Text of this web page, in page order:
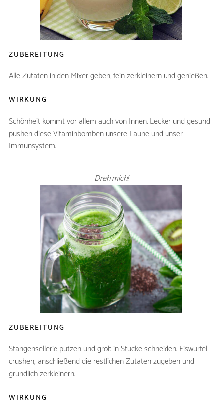
ca. 150 ml
Kokoswasser
1
Stück frischer Ingwer
ZUBEREITUNG
Alle Zutaten in den Mixer geben, fein zerkleinern und genießen.
WIRKUNG
Schönheit kommt vor allem auch von Innen. Lecker und gesund
pushen diese Vitaminbomben unsere Laune und unser
Immunsystem.
Dreh mich!
GRÜNE HÖLLE -
SMOOTHIE
ZUTATEN
200g
Ananasfruchtfleisch
1
Mango (geschält)
1
Kiwi (geschält)
2
Stangen Staudensellerie
150 ml
Apfelsaft
ZUBEREITUNG
Stangensellerie putzen und grob in Stücke schneiden. Eiswürfel
crushen, anschließend die restlichen Zutaten zugeben und
gründlich zerkleinern.
WIRKUNG